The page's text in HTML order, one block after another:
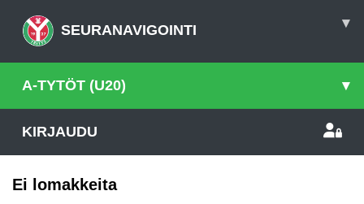
SEURANAVIGOINTI ▾
A-TYTÖT (U20) ▾
KIRJAUDU
Ei lomakkeita